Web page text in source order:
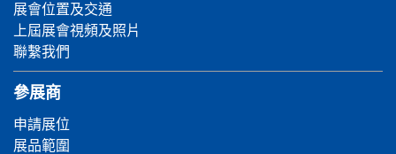
展會位置及交通
上屆展會視頻及照片
聯繫我們
參展商
申請展位
展品範圍